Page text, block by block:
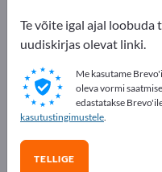
Exportpages
Turvalisus
Töörõivad / kaitseriietus
Röntgenikiirguse
Reklaamige
Vajadused –
Ärikontaktid >> alustage
Te võite igal ajal loobuda
uudiskirjas olevat linki.
Me kasutame
oleva vormi
edastatakse
kasutustingimustele.
TELLIGE